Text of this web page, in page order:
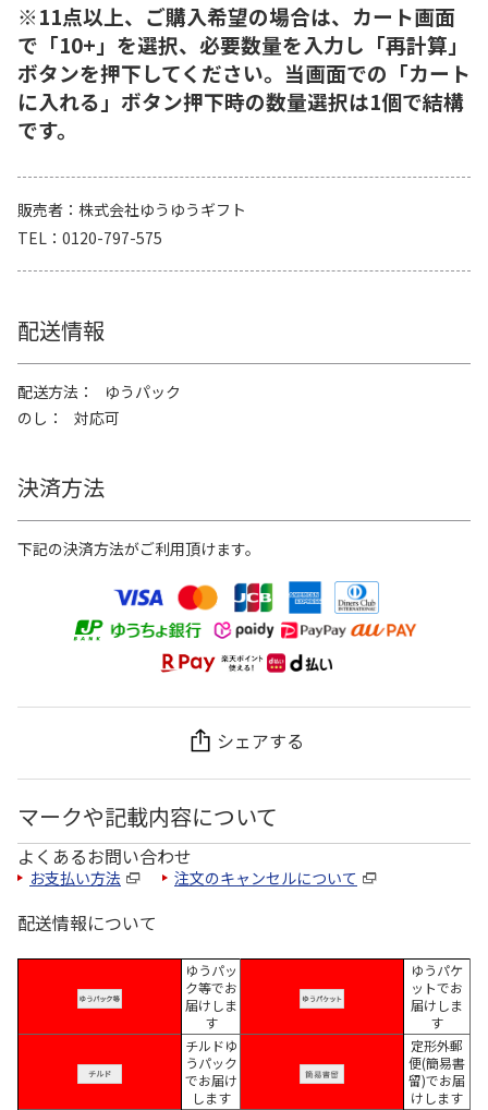
※11点以上、ご購入希望の場合は、カート画面
で「10+」を選択、必要数量を入力し「再計算」
ボタンを押下してください。当画面での「カート
に入れる」ボタン押下時の数量選択は1個で結構
です。
販売者
株式会社ゆうゆうギフト
TEL
0120-797-575
配送情報
配送方法
ゆうパック
のし
対応可
決済方法
下記の決済方法がご利用頂けます。
シェアする
マークや記載内容について
よくあるお問い合わせ
お支払い方法 注文のキャンセルについて
配送情報について
ゆうパッ
ク等でお
届けしま
す
ゆうパケ
ットでお
届けしま
す
チルドゆ
うパック
でお届け
します
定形外郵
便(簡易書
留)でお届
けします